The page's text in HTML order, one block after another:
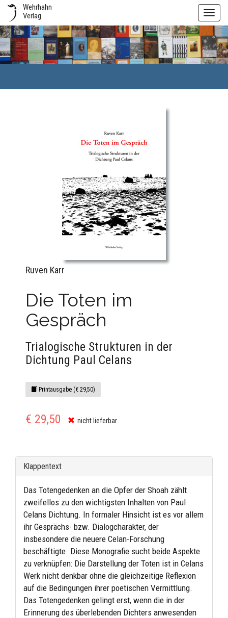
Wehrhahn
Verlag
Ruven Karr
Die Toten im
Gespräch
Trialogische Strukturen in der
Dichtung Paul Celans
Printausgabe (€ 29,50)
€ 29,50 nicht lieferbar
Klappentext
Das Totengedenken an die Opfer der Shoah zählt
zweifellos zu den wichtigsten Inhalten von Paul
Celans Dichtung. In formaler Hinsicht ist es vor allem
ihr Gesprächs- bzw. Dialogcharakter, der
insbesondere die neuere Celan-Forschung
beschäftigte. Diese Monografie sucht beide Aspekte
zu verknüpfen: Die Darstellung der Toten ist in Celans
Werk nicht denkbar ohne die gleichzeitige Reflexion
auf die Bedingungen ihrer poetischen Vermittlung.
Das Totengedenken gelingt erst, wenn die in der
Erinnerung des überlebenden Dichters anwesenden